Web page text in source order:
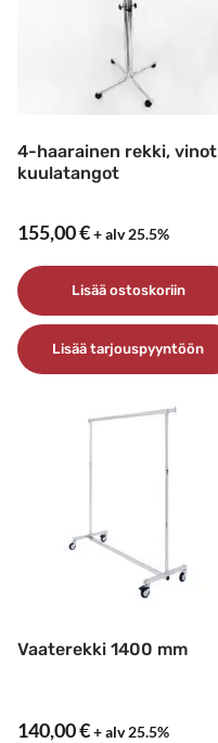
4-haarainen rekki, vinot
kuulatangot
155,00€+ alv 25.5%
Lisää ostoskoriin
Lisää tarjouspyyntöön
Vaaterekki 1400 mm
140,00€+ alv 25.5%